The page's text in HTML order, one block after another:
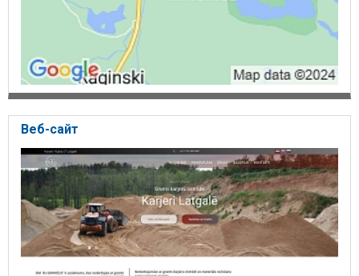
Веб-сайт